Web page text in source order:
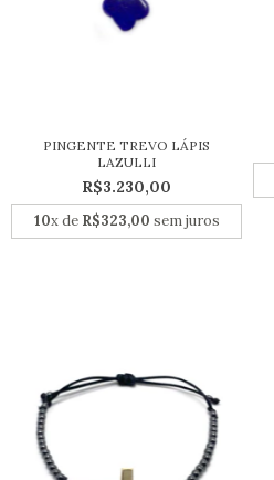
PINGENTE TREVO LÁPIS
LAZULLI
R$3.230,00
10x de R$323,00 sem juros